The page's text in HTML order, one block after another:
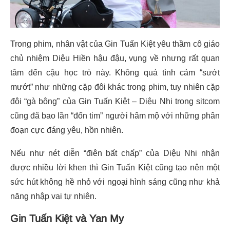
Trong phim, nhân vật của Gin Tuấn Kiệt yêu thầm cô giáo
chủ nhiệm Diệu Hiền hậu đậu, vụng về nhưng rất quan
tâm đến cậu học trò này. Không quá tình cảm “sướt
mướt” như những cặp đôi khác trong phim, tuy nhiên cặp
đôi “gà bông” của Gin Tuấn Kiệt – Diệu Nhi trong sitcom
cũng đã bao lần “đốn tim” người hâm mộ với những phân
đoạn cực đáng yêu, hồn nhiên.
Nếu như nét diễn “điên bất chấp” của Diệu Nhi nhận
được nhiều lời khen thì Gin Tuấn Kiệt cũng tạo nên một
sức hút không hề nhỏ với ngoại hình sáng cũng như khả
năng nhập vai tự nhiên.
Gin Tuấn Kiệt và Yan My